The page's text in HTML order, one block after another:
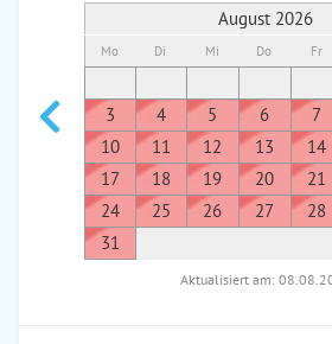
August 2026
Mo Di Mi Do Fr
3
4 5 6 7
10
11 12 13 14
17
18 19 20 21
24
25 26 27 28
31
Aktualisiert am: